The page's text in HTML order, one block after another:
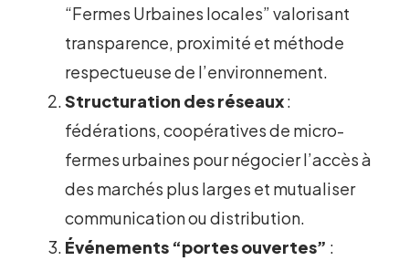
“Fermes Urbaines locales” valorisant
transparence, proximité et méthode
respectueuse de l’environnement.
Structuration des réseaux:
fédérations, coopératives de micro-
fermes urbaines pour négocier l’accès à
des marchés plus larges et mutualiser
communication ou distribution.
Événements “portes ouvertes” :